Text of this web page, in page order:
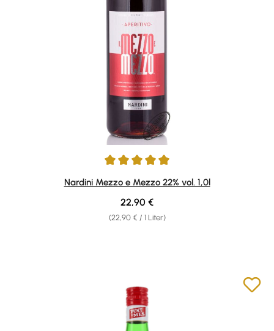
Durchschnittliche Bewertung von 4.97 von 5 Sternen
Nardini Mezzo e Mezzo 22% vol. 1,0l
(22,90 € / 1 Liter)
Regulärer Preis:
22,90 €